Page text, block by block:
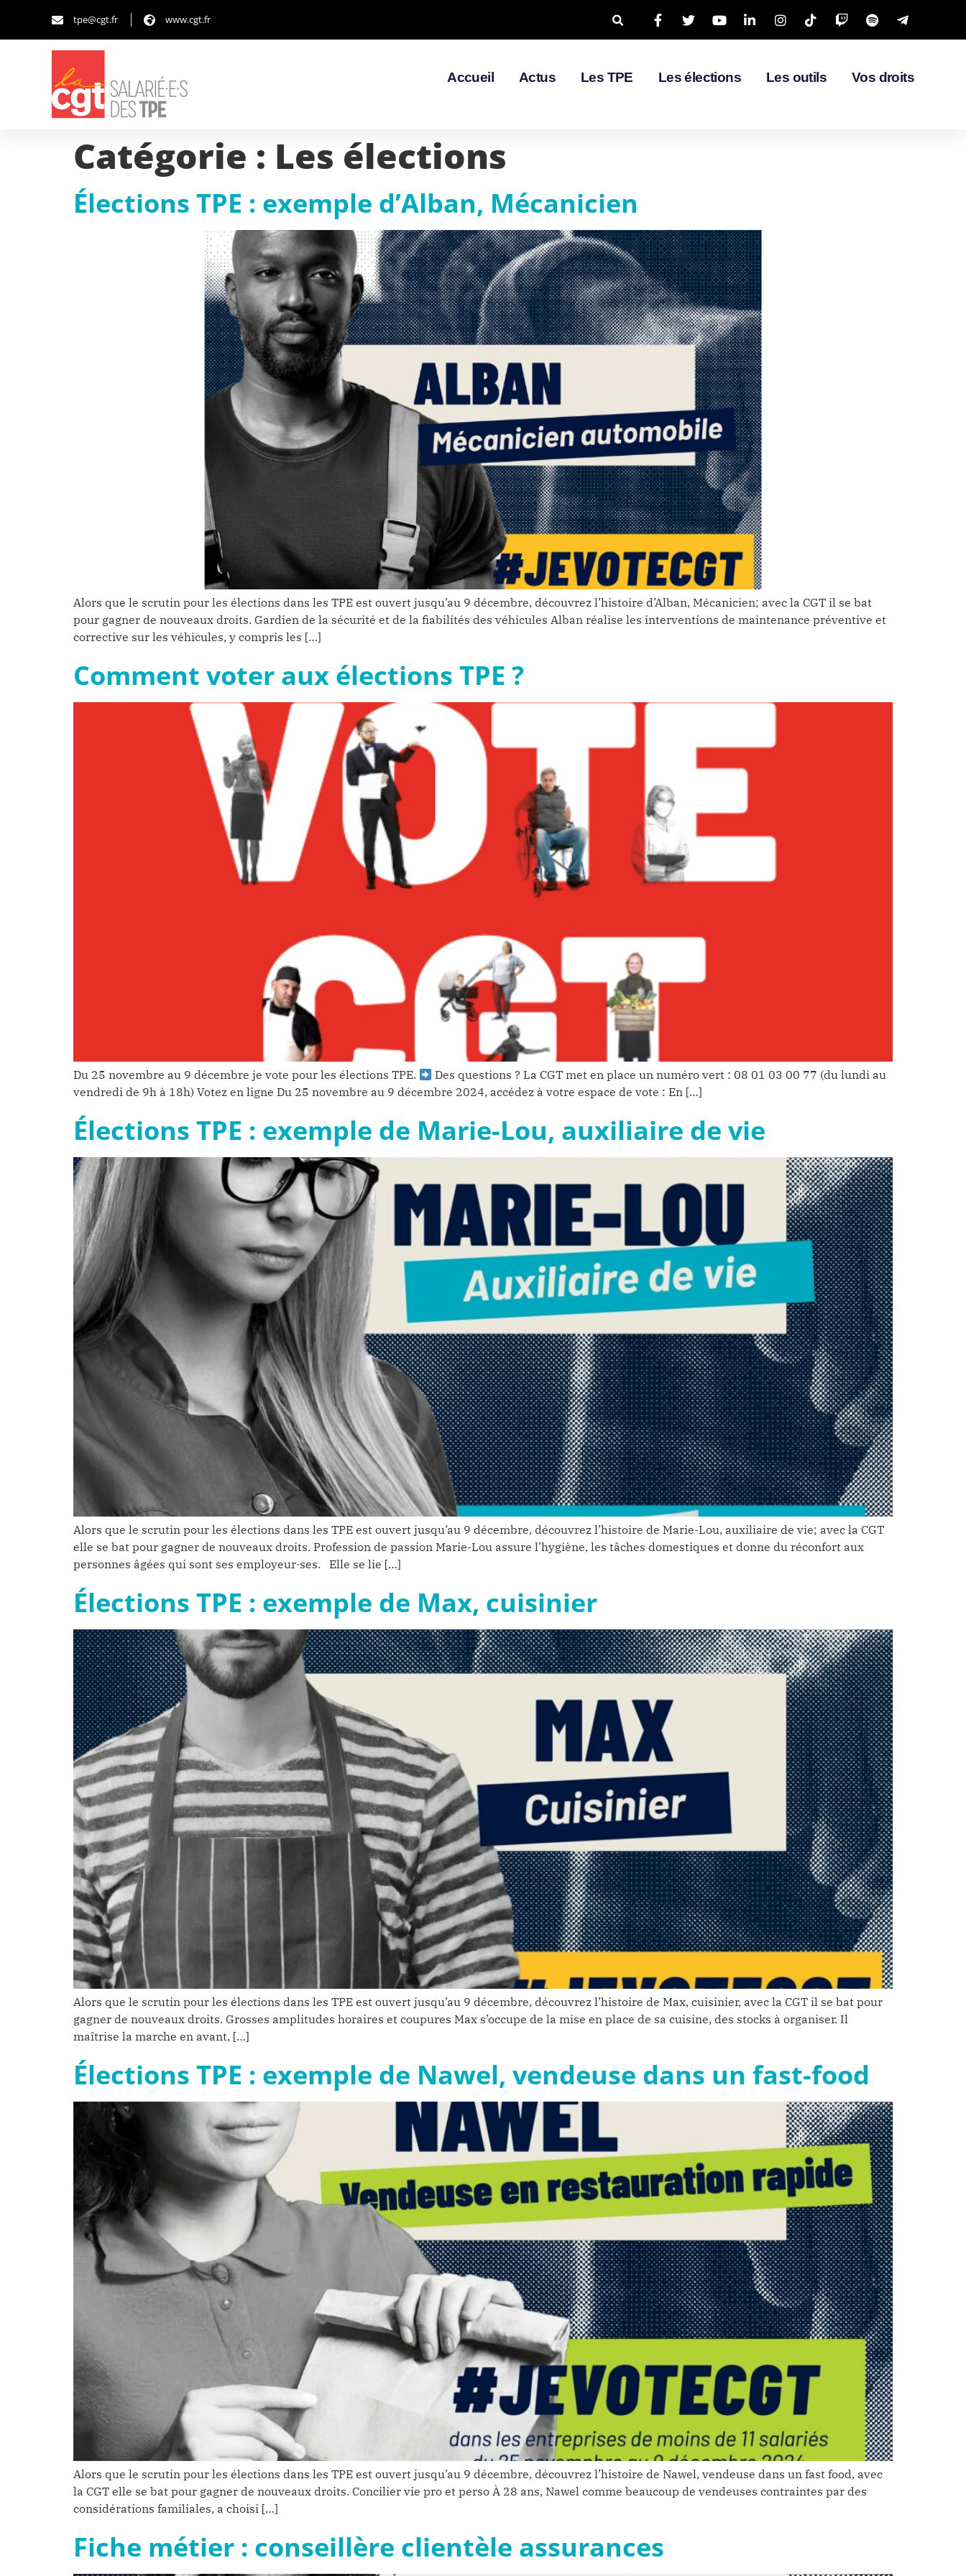
tpe@cgt.fr www.cgt.fr
Accueil Actus Les TPE Les élections Les outils Vos droits
Catégorie : Les élections
Élections TPE : exemple d’Alban, Mécanicien
Alors que le scrutin pour les élections dans les TPE est ouvert jusqu’au 9 décembre, découvrez l’histoire d’Alban, Mécanicien; avec la CGT il se bat
pour gagner de nouveaux droits. Gardien de la sécurité et de la fiabilités des véhicules Alban réalise les interventions de maintenance préventive et
corrective sur les véhicules, y compris les […]
Comment voter aux élections TPE ?
Du 25 novembre au 9 décembre je vote pour les élections TPE.
Des questions ? La CGT met en place un numéro vert : 08 01 03 00 77 (du lundi au
vendredi de 9h à 18h) Votez en ligne Du 25 novembre au 9 décembre 2024, accédez à votre espace de vote : En […]
Élections TPE : exemple de Marie-Lou, auxiliaire de vie
Alors que le scrutin pour les élections dans les TPE est ouvert jusqu’au 9 décembre, découvrez l’histoire de Marie-Lou, auxiliaire de vie; avec la CGT
elle se bat pour gagner de nouveaux droits. Profession de passion Marie-Lou assure l’hygiène, les tâches domestiques et donne du réconfort aux
personnes âgées qui sont ses employeur·ses. Elle se lie […]
Élections TPE : exemple de Max, cuisinier
Alors que le scrutin pour les élections dans les TPE est ouvert jusqu’au 9 décembre, découvrez l’histoire de Max, cuisinier, avec la CGT il se bat pour
gagner de nouveaux droits. Grosses amplitudes horaires et coupures Max s’occupe de la mise en place de sa cuisine, des stocks à organiser. Il
maîtrise la marche en avant, […]
Élections TPE : exemple de Nawel, vendeuse dans un fast-food
Alors que le scrutin pour les élections dans les TPE est ouvert jusqu’au 9 décembre, découvrez l’histoire de Nawel, vendeuse dans un fast food, avec
la CGT elle se bat pour gagner de nouveaux droits. Concilier vie pro et perso À 28 ans, Nawel comme beaucoup de vendeuses contraintes par des
considérations familiales, a choisi […]
Fiche métier : conseillère clientèle assurances